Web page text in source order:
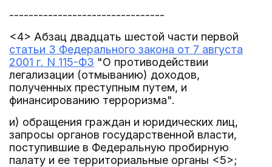
--------------------------------
<4> Абзац двадцать шестой части первой
статьи 3 Федерального закона от 7 августа
2001 г. N 115-ФЗ "О противодействии
легализации (отмыванию) доходов,
полученных преступным путем, и
финансированию терроризма".
и) обращения граждан и юридических лиц,
запросы органов государственной власти,
поступившие в Федеральную пробирную
палату и ее территориальные органы <5>;